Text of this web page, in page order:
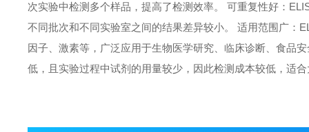
次实验中检测多个样品，提高了检测效率。 可重复性好：
不同批次和不同实验室之间的结果差异较小。 适用范围广：
因子、激素等，广泛应用于生物医学研究、临床诊断、食品
低，且实验过程中试剂的用量较少，因此检测成本较低，适